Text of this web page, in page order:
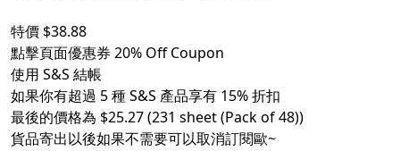
特價 $38.88
點擊頁面優惠券 20% Off Coupon
使用 S&S 結帳
如果你有超過 5 種 S&S 產品享有 15% 折扣
最後的價格為 $25.27 (231 sheet (Pack of 48))
貨品寄出以後如果不需要可以取消訂閱歐~